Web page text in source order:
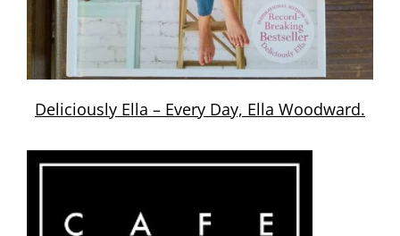
Deliciously Ella – Every Day, Ella Woodward.